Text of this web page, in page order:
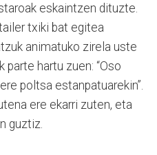
eskaintzen dituzte.
txiki bat egitea
animatuko zirela uste
parte hartu zuen: “Oso
poltsa estanpatuarekin”.
ere ekarri zuten, eta
guztiz.